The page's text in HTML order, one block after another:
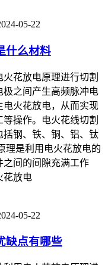
05-22
什么材料
花放电原理进行切割
之间产生高频脉冲电
电火花放电，从而实现
操作。电火花线切割
钢、铁、铜、铝、钛
理是利用电火花放电的
之间的间隙充满工作
花放电
05-22
缺点有哪些